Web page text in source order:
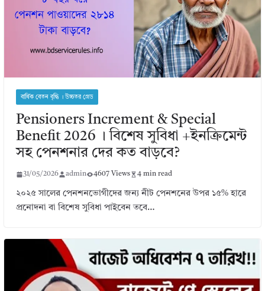
বার্ষিক বেতন বৃদ্ধি । উচ্চতর গ্রেড
Pensioners Increment & Special
Benefit 2026 । বিশেষ সুবিধা +ইনক্রিমেন্ট
সহ পেনশনার দের কত বাড়বে?
31/05/2026 admin 4607 Views 4 min read
২০২৫ সালের পেনশনভোগীদের জন্য নীট পেনশনের উপর ১৫% হারে
প্রনোদনা বা বিশেষ সুবিধা পাইবেন তবে…